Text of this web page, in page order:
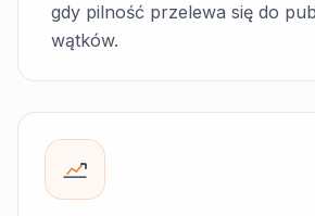
gdy pilność przelewa się do
wątków.